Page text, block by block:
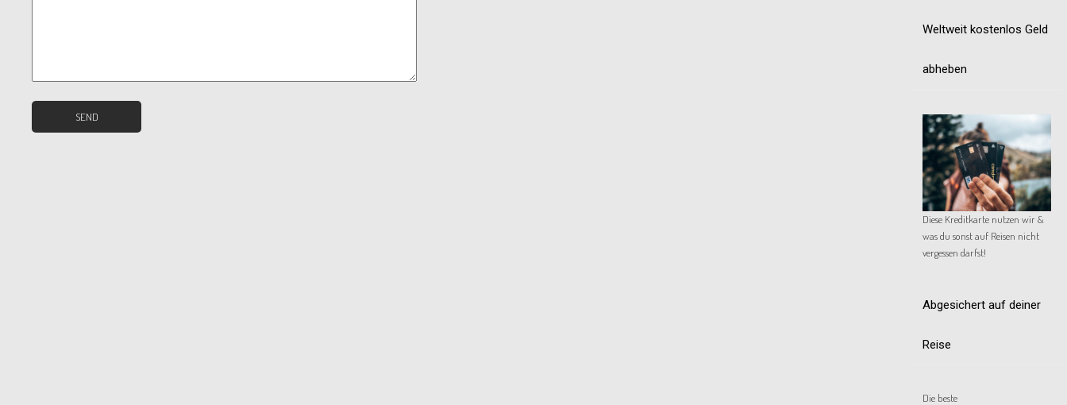
Weltweit kostenlos Geld
abheben
Diese Kreditkarte nutzen wir &
was du sonst auf Reisen nicht
vergessen darfst!
Abgesichert auf deiner
Reise
Die beste